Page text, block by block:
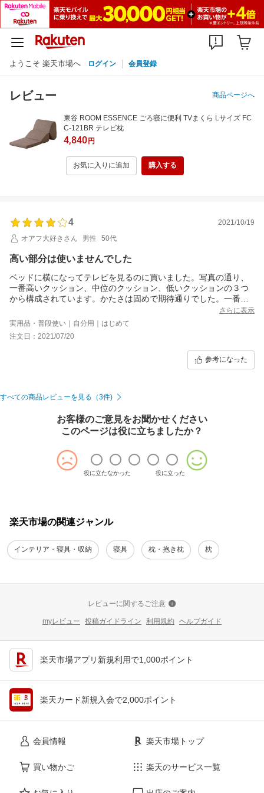
ようこそ 楽天市場へ ログイン 会員登録
レビュー 商品ページへ
東谷 ROOM ESSENCE ごろ寝に便利 TVまくら Lサイズ FC
C-121BR テレビ枕
4,840円
お気に入りに追加 購入する
4
2021/10/19
オアフ大好きさん
男性 50代
高い部分は使いませんでした
ベッドに横になってテレビを見るのに買いました。写真の通り、
一番高いクッション、中位のクッション、低いクッションの３つ
から構成されています。かたさは固めで期待通りでした。一番高
いクッションが高すぎて邪魔でした。使用開始して３ヶ月経つの
で、洗濯したくなりました。一番高いクッション、中位のクッシ
ョンには、ファスナーがついております。メーカーに電話で問合
せした所、カバーの洗濯は不可とのこと。１１時過ぎに思い付い
たので、高中のクッションを取り外し、低いクッションは、外せ
ないので、初回は、高中のカバーの部分を洗面所で洗剤を入れ、
高いクッションは入れず、中位のクッションを難儀しながら入れ
く使えます。次回は、天気の良い日に朝早めに低いクッションを
含めて、選択します。
さらに表示
実用品・普段使い｜自分用｜はじめて
注文日：2021/07/20
参考になった
すべての商品レビューを見る（3件)
お客様のご意見をお聞かせください
このページは役に立ちましたか？
役に立たなかった 役に立った
楽天市場の関連ジャンル
インテリア・寝具・収納 寝具 枕・抱き枕 枕
レビューに関するご注意
myレビュー 投稿ガイドライン 利用規約 ヘルプガイド
楽天市場アプリ新規利用で1,000ポイント
楽天カード新規入会で2,000ポイント
会員情報
買い物かご
楽天市場トップ
楽天のサービス一覧